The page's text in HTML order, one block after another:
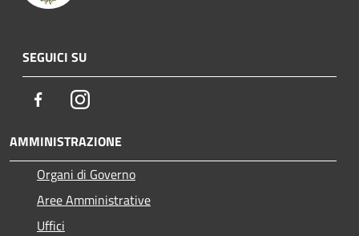
SEGUICI SU
FacebookInstagram
AMMINISTRAZIONE
Organi di Governo
Aree Amministrative
Uffici